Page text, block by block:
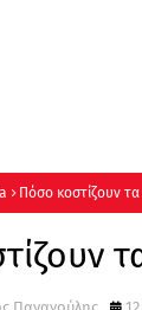
Πόσο κοστίζουν